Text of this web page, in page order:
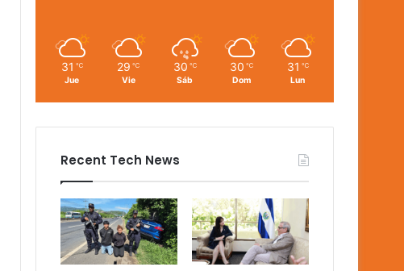
31 ℃
Jue
29 ℃
Vie
30 ℃
Sáb
30 ℃
Dom
31 ℃
Lun
Recent Tech News